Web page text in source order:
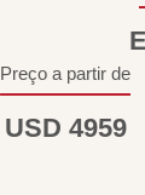
Preço a partir de
USD 4959